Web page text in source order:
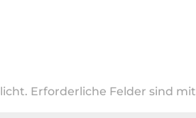
Erforderliche Felder sind mit